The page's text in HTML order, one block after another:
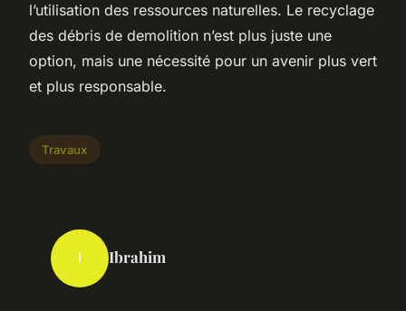
l’utilisation des ressources naturelles. Le recyclage
des débris de demolition n’est plus juste une
option, mais une nécessité pour un avenir plus vert
et plus responsable.
Travaux
I Ibrahim